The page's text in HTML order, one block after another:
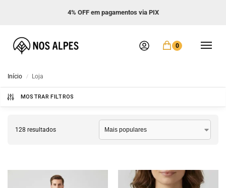
Frete GRÁTIS acima de R$ 299
0
Início / Loja
MOSTRAR FILTROS
128 resultados